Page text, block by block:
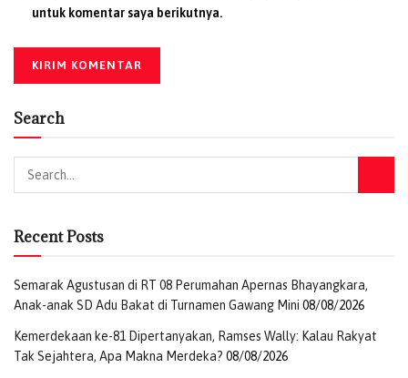
untuk komentar saya berikutnya.
Search
Recent Posts
Semarak Agustusan di RT 08 Perumahan Apernas Bhayangkara,
Anak-anak SD Adu Bakat di Turnamen Gawang Mini 08/08/2026
Kemerdekaan ke-81 Dipertanyakan, Ramses Wally: Kalau Rakyat
Tak Sejahtera, Apa Makna Merdeka? 08/08/2026